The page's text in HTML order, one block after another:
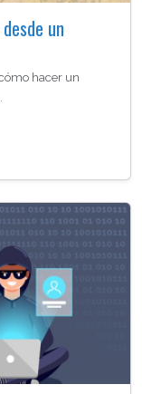
un
hacer un